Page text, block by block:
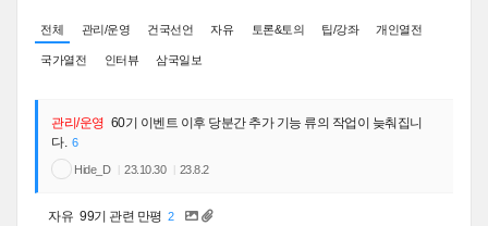
전체 관리/운영 건국선언 자유 토론&토의 팁/강좌 개인열전
국가열전 인터뷰 삼국일보
관리/운영 60기 이벤트 이후 당분간 추가 기능 류의 작업이 늦춰집니
다. 6
Hide_D 23.10.30 23.8.2
자유 99기 관련 만평 2